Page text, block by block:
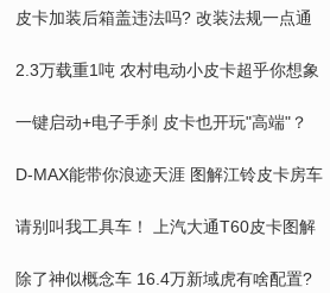
皮卡加装后箱盖违法吗? 改装法规一点通
2.3万载重1吨 农村电动小皮卡超乎你想象
一键启动+电子手刹 皮卡也开玩"高端"？
D-MAX能带你浪迹天涯 图解江铃皮卡房车
请别叫我工具车！ 上汽大通T60皮卡图解
除了神似概念车 16.4万新域虎有啥配置?